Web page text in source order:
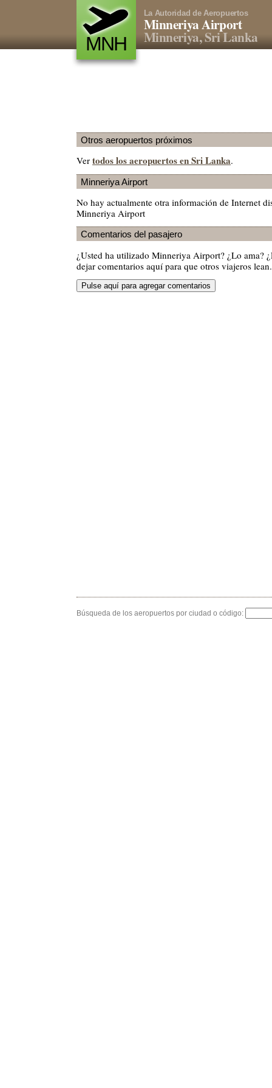
MNH
La Autoridad de Aeropuertos
Minneriya Airport
Minneriya, Sri Lanka
Otros aeropuertos próximos
Ver todos los aeropuertos en Sri Lanka.
Minneriya Airport
No hay actualmente otra información de Internet
Minneriya Airport
Comentarios del pasajero
¿Usted ha utilizado Minneriya Airport? ¿Lo ama?
dejar comentarios aquí para que otros viajeros lean.
Búsqueda de los aeropuertos por ciudad o código: